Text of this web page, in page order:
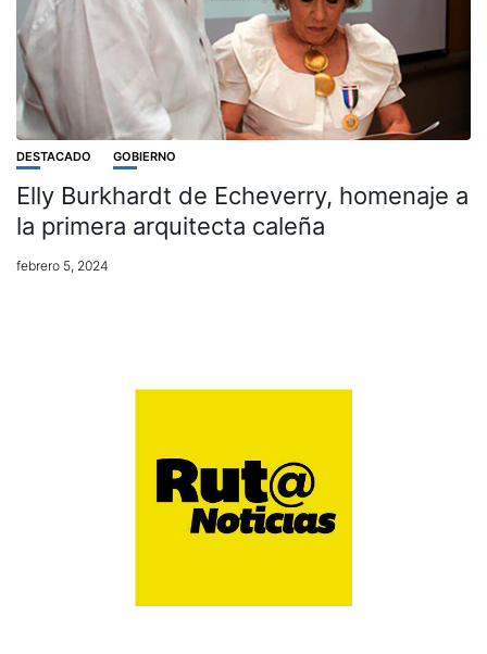
DESTACADO GOBIERNO
Elly Burkhardt de Echeverry, homenaje a
la primera arquitecta caleña
febrero 5, 2024